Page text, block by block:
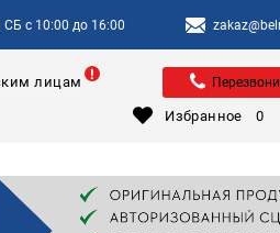
с 10:00 до 16:00
лицам
Избранное 0